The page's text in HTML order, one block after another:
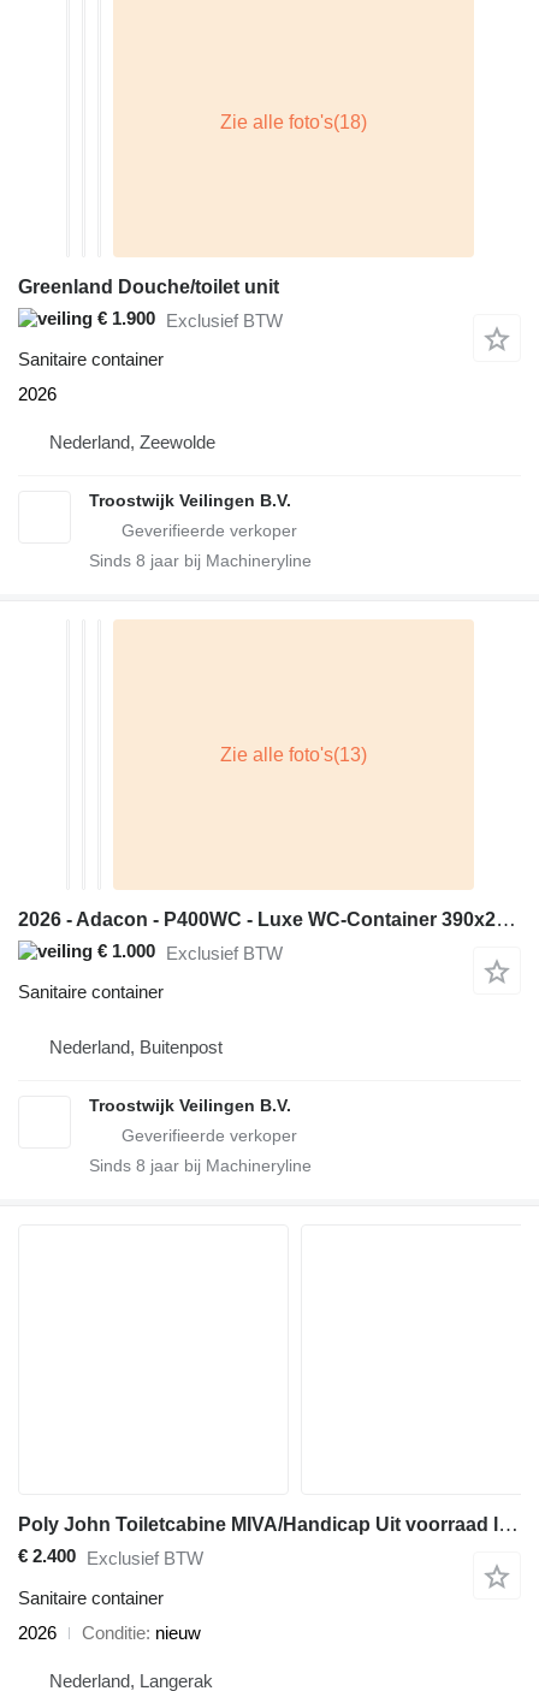
Greenland Douche/toilet unit
€ 1.900 Exclusief BTW
Sanitaire container
2026
Nederland, Zeewolde
Troostwijk Veilingen B.V.
Sinds 8 jaar bij Machineryline
2026 - Adacon - P400WC - Luxe WC-Container 390x220cm (ongebruikt
€ 1.000 Exclusief BTW
Sanitaire container
Nederland, Buitenpost
Troostwijk Veilingen B.V.
Sinds 8 jaar bij Machineryline
Poly John Toiletcabine MIVA/Handicap Uit voorraad leverbaar
€ 2.400 Exclusief BTW
Sanitaire container
2026
Conditie nieuw
Nederland, Langerak